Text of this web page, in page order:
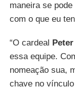
maneira se
com o que eu
“O cardeal
essa equipe.
nomeação sua,
chave no